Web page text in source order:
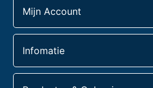
Mijn Account
Infomatie